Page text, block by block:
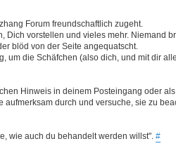
Forum freundschaftlich zugeht.
Dich vorstellen und vieles mehr. Niemand
blöd von der Seite angequatscht.
um die Schäfchen (also dich, und mit dir
Hinweis in deinem Posteingang oder
aufmerksam durch und versuche, sie zu
wie auch du behandelt werden willst". #